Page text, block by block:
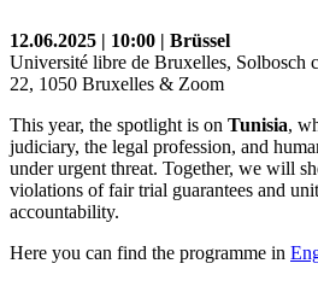
12.06.2025 | 10:00 | Brüssel
Université libre de Bruxelles, Solbosch
22, 1050 Bruxelles & Zoom
This year, the spotlight is on Tunisia,
judiciary, the legal profession, and
under urgent threat. Together, we will
violations of fair trial guarantees and
accountability.
Here you can find the programme in